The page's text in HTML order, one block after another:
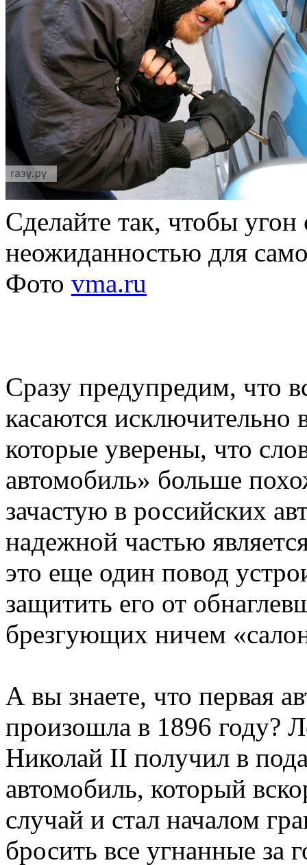
Сделайте так, чтобы угон
неожиданностью для
Фото vma.ru
Сразу предупредим, что
касаются исключительно
которые уверены, что
автомобиль» больше
зачастую в российских
надежной частью
это еще один повод
защитить его от
брезгующих ничем
А вы знаете, что первая
произошла в 1896 году?
Николай II получил в
автомобиль, который
случай и стал началом
бросить все угнанные за